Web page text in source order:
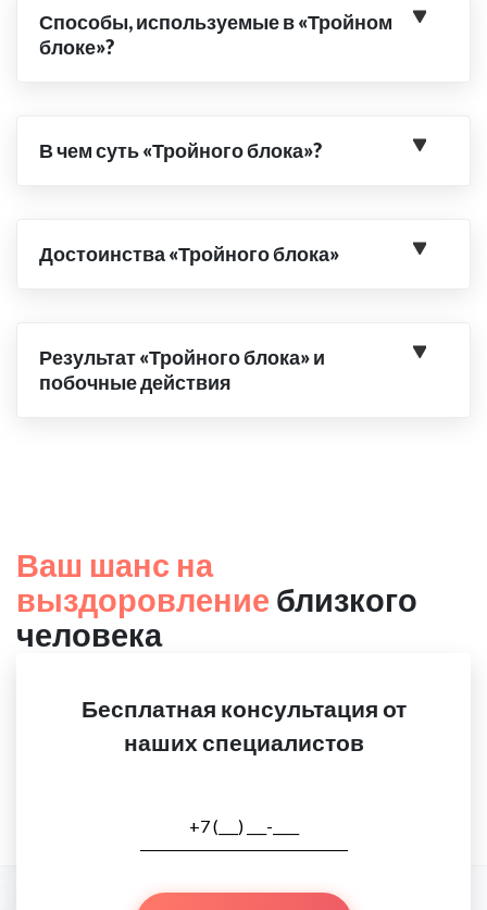
Способы, используемые в «Тройном
блоке»?
В чем суть «Тройного блока»?
Достоинства «Тройного блока»
Результат «Тройного блока» и
побочные действия
Ваш шанс на
выздоровление близкого
человека
Бесплатная консультация от
наших специалистов